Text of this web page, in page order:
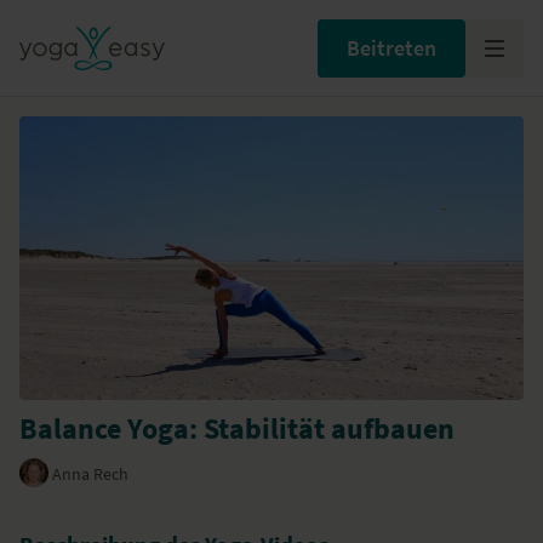
Beitreten
Balance Yoga: Stabilität aufbauen
Anna Rech